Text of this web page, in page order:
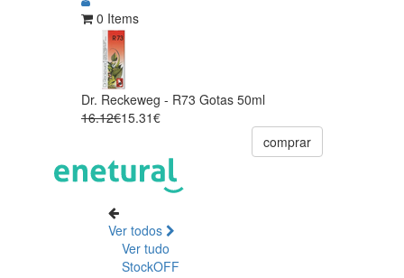
0 Items
Dr. Reckeweg - R73 Gotas 50ml
16.12€15.31€
comprar
Ver todos
Ver tudo
StockOFF